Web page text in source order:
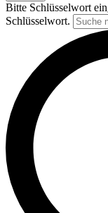
Bitte Schlüsselwort
Schlüsselwort.